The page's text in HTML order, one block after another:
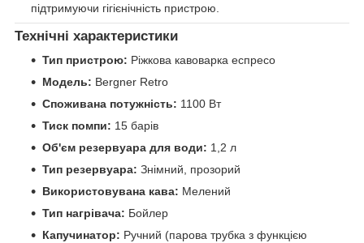
підтримуючи гігієнічність пристрою.
Технічні характеристики
Тип пристрою: Ріжкова кавоварка еспресо
Модель: Bergner Retro
Споживана потужність: 1100 Вт
Тиск помпи: 15 барів
Об'єм резервуара для води: 1,2 л
Тип резервуара: Знімний, прозорий
Використовувана кава: Мелений
Тип нагрівача: Бойлер
Капучинатор: Ручний (парова трубка з функцією